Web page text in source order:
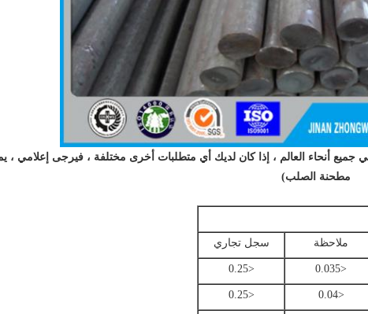
جميع أنحاء العالم ، إذا كان لديك أي متطلبات أخرى مختلفة ، فيرجى إعلامي ،
مطحنة الصلب)
ملاحظة سجل تجاري
<0.035
<0.25
<0.04
<0.25